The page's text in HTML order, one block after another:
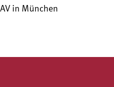
in München